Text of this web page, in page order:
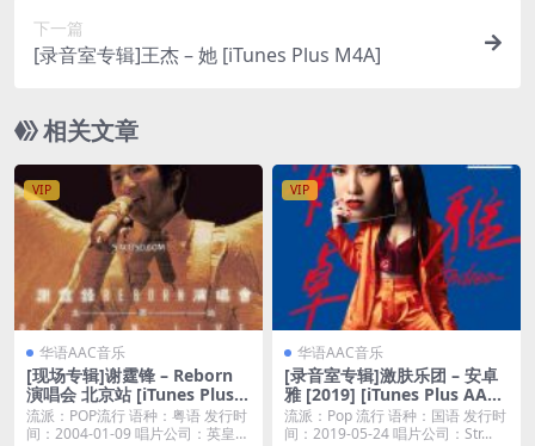
下一篇
[录音室专辑]王杰 – 她 [iTunes Plus M4A]
相关文章
VIP
华语AAC音乐
[现场专辑]谢霆锋 – Reborn
演唱会 北京站 [iTunes Plus
M4A]
流派：POP流行 语种：粤语 发行时
间：2004-01-09 唱片公司：英皇唱
VIP
华语AAC音乐
[录音室专辑]激肤乐团 – 安卓
雅 [2019] [iTunes Plus AAC
M4A]
流派：Pop 流行 语种：国语 发行时
间：2019-05-24 唱片公司：Str...